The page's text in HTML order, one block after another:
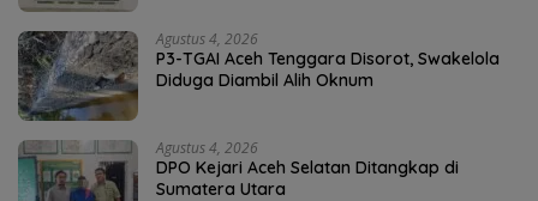
Agustus 4, 2026
P3-TGAI Aceh Tenggara Disorot, Swakelola
Diduga Diambil Alih Oknum
Agustus 4, 2026
DPO Kejari Aceh Selatan Ditangkap di
Sumatera Utara